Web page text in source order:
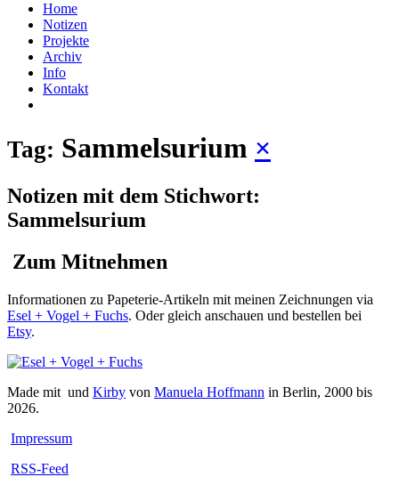
Home
Notizen
Projekte
Archiv
Info
Kontakt
Tag: Sammelsurium ×
Notizen mit dem Stichwort:
Sammelsurium
Zum Mitnehmen
Informationen zu Papeterie-Artikeln mit meinen Zeichnungen via
Esel + Vogel + Fuchs. Oder gleich anschauen und bestellen bei
Etsy.
Made mit und Kirby von Manuela Hoffmann in Berlin, 2000 bis
2026.
Impressum
RSS-Feed